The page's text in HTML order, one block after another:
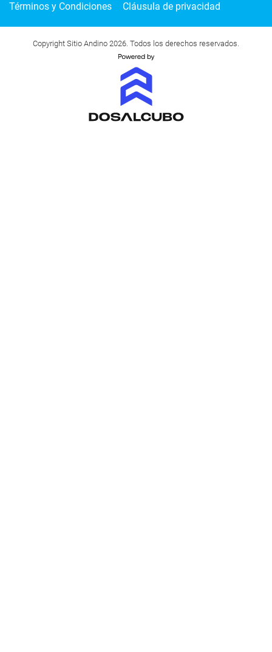
Términos y Condiciones Cláusula de privacidad
Copyright Sitio Andino 2026. Todos los derechos reservados.